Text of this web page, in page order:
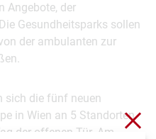
Angebote, der
Gesundheitsparks sollen
der ambulanten zur
sich die fünf neuen
in Wien an 5 Standorten
der offenen Tür. Am